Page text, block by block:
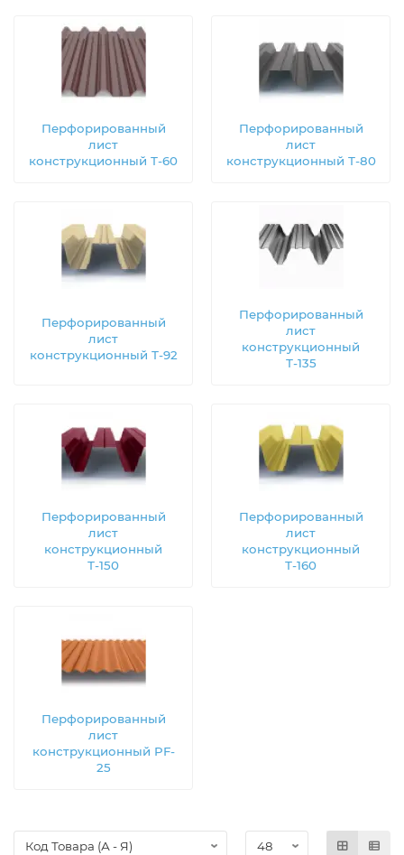
Перфорированный
лист
конструкционный Т-60
Перфорированный
лист
конструкционный Т-80
Перфорированный
лист
конструкционный Т-92
Перфорированный
лист
конструкционный
Т-135
Перфорированный
лист
конструкционный
Т-150
Перфорированный
лист
конструкционный
Т-160
Перфорированный
лист
конструкционный PF-
25